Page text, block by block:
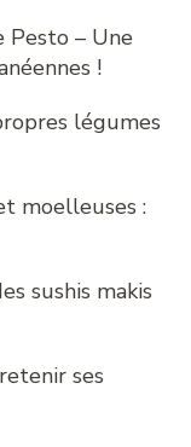
Pesto – Une
!
légumes
moelleuses :
sushis makis
ses